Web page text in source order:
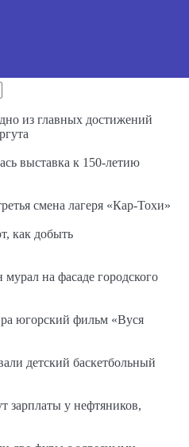
из главных достижений
выставка к 150-летию
смена лагеря «Кар-Тохи»
как добыть
на фасаде городского
югорский фильм «Вуся
детский баскетбольный
зарплаты у нефтяников,